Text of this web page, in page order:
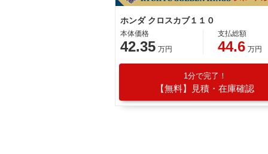
ホンダ クロスカブ１１０
本体価格
42.35 万円
支払総額
44.6 万円
1分で完了！
【無料】見積・在庫確認